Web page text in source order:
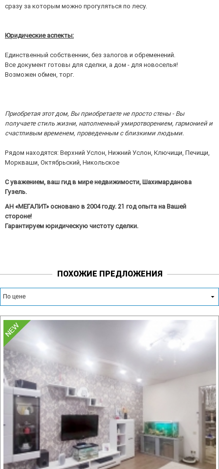
сразу за которым можно прогуляться по лесу.
Юридические аспекты:
Единственный собственник, без залогов и обременений.
Все документ готовы для сделки, а дом - для новоселья!
​​​​​​​Возможен обмен, торг.
Приобретая этот дом, Вы приобретаете не просто стены - Вы
получаете стиль жизни, наполненный умиротворением, гармонией и
счастливым временем, проведенным с близкими людьми.
Рядом находятся: Верхний Услон, Нижний Услон, Ключищи, Печищи,
Моркваши, Октябрьский, Никольское
С уважением, ваш гид в мире недвижимости, Шахимарданова
Гузель.
АН «МЕГАЛИТ» основано в 2004 году. 21 год опыта на Вашей
стороне!
Гарантируем юридическую чистоту сделки.
ПОХОЖИЕ ПРЕДЛОЖЕНИЯ
По цене